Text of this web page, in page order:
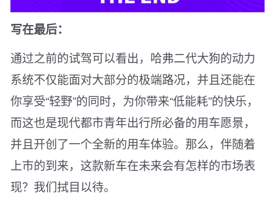
写在最后：
通过之前的试驾可以看出，哈弗二代大狗的动力
系统不仅能面对大部分的极端路况，并且还能在
你享受“轻野”的同时，为你带来“低能耗”的快乐，
而这也是现代都市青年出行所必备的用车愿景，
并且开创了一个全新的用车体验。那么，伴随着
上市的到来，这款新车在未来会有怎样的市场表
现？我们拭目以待。